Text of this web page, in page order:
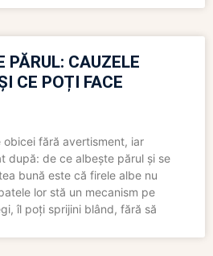
PĂRUL: CAUZELE
CE POȚI FACE
obicei fără avertisment, iar
după: de ce albește părul și se
bună este că firele albe nu
lor stă un mecanism pe
îl poți sprijini blând, fără să